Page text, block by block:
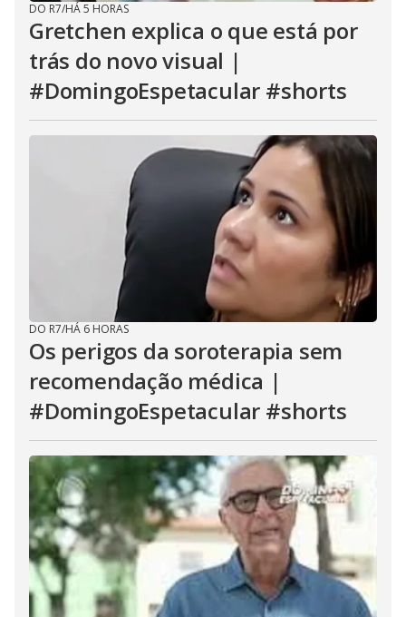
DO R7/HÁ 5 HORAS
Gretchen explica o que está por
trás do novo visual |
#DomingoEspetacular #shorts
DO R7/HÁ 6 HORAS
Os perigos da soroterapia sem
recomendação médica |
#DomingoEspetacular #shorts